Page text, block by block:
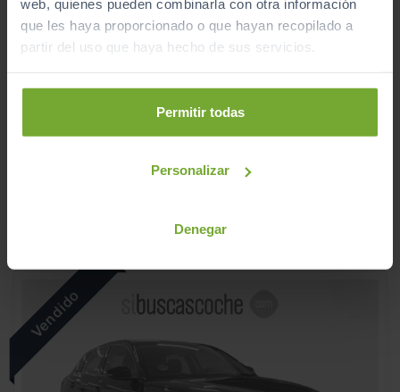
web, quienes pueden combinarla con otra información
que les haya proporcionado o que hayan recopilado a
partir del uso que haya hecho de sus servicios.
Permitir todas
Personalizar
Denegar
AUDI A1
ALLSTREET ADRENALIN 30 TFSI 85KW S TRON